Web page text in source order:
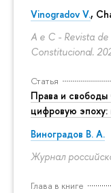
Vinogradov V.,
A e C - Revista
Constitucional.
Статья
Права и свободы
цифровую эпоху:
Виноградов В. А.
Журнал
Глава в книге